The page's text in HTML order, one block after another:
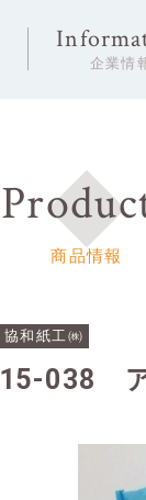
企業情
商品情報
協和紙工㈱
15-038 ア